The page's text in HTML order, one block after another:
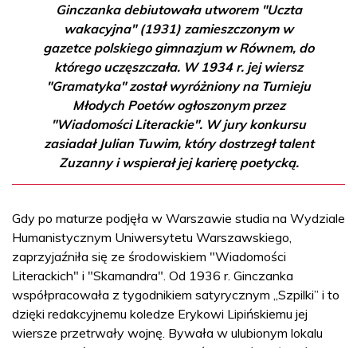
Ginczanka debiutowała utworem "Uczta
wakacyjna" (1931) zamieszczonym w
gazetce polskiego gimnazjum w Równem, do
którego uczęszczała. W 1934 r. jej wiersz
"Gramatyka" został wyróżniony na Turnieju
Młodych Poetów ogłoszonym przez
"Wiadomości Literackie". W jury konkursu
zasiadał Julian Tuwim, który dostrzegł talent
Zuzanny i wspierał jej karierę poetycką.
Gdy po maturze podjęła w Warszawie studia na Wydziale
Humanistycznym Uniwersytetu Warszawskiego,
zaprzyjaźniła się ze środowiskiem "Wiadomości
Literackich" i "Skamandra". Od 1936 r. Ginczanka
współpracowała z tygodnikiem satyrycznym „Szpilki” i to
dzięki redakcyjnemu koledze Erykowi Lipińskiemu jej
wiersze przetrwały wojnę. Bywała w ulubionym lokalu